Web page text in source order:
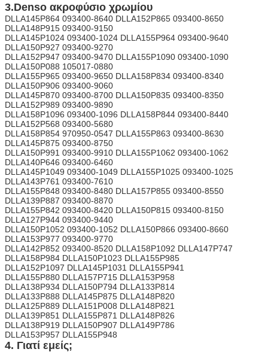
3.Denso ακροφύσιο χρωμίου
DLLA145P864 093400-8640 DLLA152P865 093400-8650
DLLA148P915 093400-9150
DLLA145P1024 093400-1024 DLLA155P964 093400-9640
DLLA150P927 093400-9270
DLLA152P947 093400-9470 DLLA155P1090 093400-1090
DLLA150P088 105017-0880
DLLA155P965 093400-9650 DLLA158P834 093400-8340
DLLA150P906 093400-9060
DLLA145P870 093400-8700 DLLA150P835 093400-8350
DLLA152P989 093400-9890
DLLA158P1096 093400-1096 DLLA158P844 093400-8440
DLLA152P568 093400-5680
DLLA158P854 970950-0547 DLLA155P863 093400-8630
DLLA145P875 093400-8750
DLLA150P991 093400-9910 DLLA155P1062 093400-1062
DLLA140P646 093400-6460
DLLA145P1049 093400-1049 DLLA155P1025 093400-1025
DLLA143P761 093400-7610
DLLA155P848 093400-8480 DLLA157P855 093400-8550
DLLA139P887 093400-8870
DLLA155P842 093400-8420 DLLA150P815 093400-8150
DLLA127P944 093400-9440
DLLA150P1052 093400-1052 DLLA150P866 093400-8660
DLLA153P977 093400-9770
DLLA142P852 093400-8520 DLLA158P1092 DLLA147P747
DLLA158P984 DLLA150P1023 DLLA155P985
DLLA152P1097 DLLA145P1031 DLLA155P941
DLLA155P880 DLLA157P715 DLLA153P958
DLLA138P934 DLLA150P794 DLLA133P814
DLLA133P888 DLLA145P875 DLLA148P820
DLLA125P889 DLLA151P008 DLLA148P821
DLLA139P851 DLLA155P871 DLLA148P826
DLLA138P919 DLLA150P907 DLLA149P786
DLLA153P957 DLLA155P948
4. Γιατί εμείς;